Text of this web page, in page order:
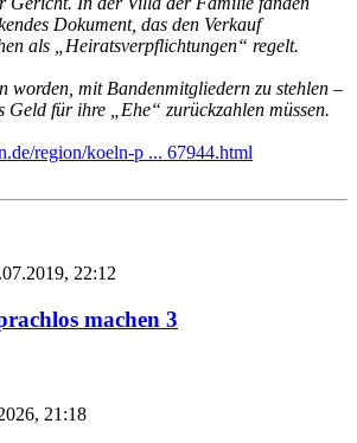
Dokument, das den Verkauf
als „Heiratsverpflichtungen“ regelt.
worden, mit Bandenmitgliedern zu stehlen –
Geld für ihre „Ehe“ zurückzahlen müssen.
region/koeln-p ... 67944.html
22:12
machen 3
21:18